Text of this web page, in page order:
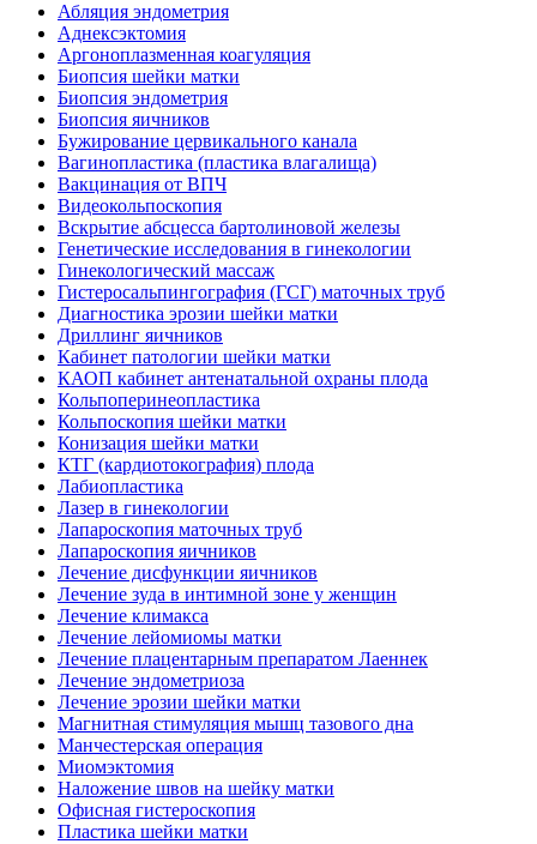
Абляция эндометрия
Аднексэктомия
Аргоноплазменная коагуляция
Биопсия шейки матки
Биопсия эндометрия
Биопсия яичников
Бужирование цервикального канала
Вагинопластика (пластика влагалища)
Вакцинация от ВПЧ
Видеокольпоскопия
Вскрытие абсцесса бартолиновой железы
Генетические исследования в гинекологии
Гинекологический массаж
Гистеросальпингография (ГСГ) маточных труб
Диагностика эрозии шейки матки
Дриллинг яичников
Кабинет патологии шейки матки
КАОП кабинет антенатальной охраны плода
Кольпоперинеопластика
Кольпоскопия шейки матки
Конизация шейки матки
КТГ (кардиотокография) плода
Лабиопластика
Лазер в гинекологии
Лапароскопия маточных труб
Лапароскопия яичников
Лечение дисфункции яичников
Лечение зуда в интимной зоне у женщин
Лечение климакса
Лечение лейомиомы матки
Лечение плацентарным препаратом Лаеннек
Лечение эндометриоза
Лечение эрозии шейки матки
Магнитная стимуляция мышц тазового дна
Манчестерская операция
Миомэктомия
Наложение швов на шейку матки
Офисная гистероскопия
Пластика шейки матки